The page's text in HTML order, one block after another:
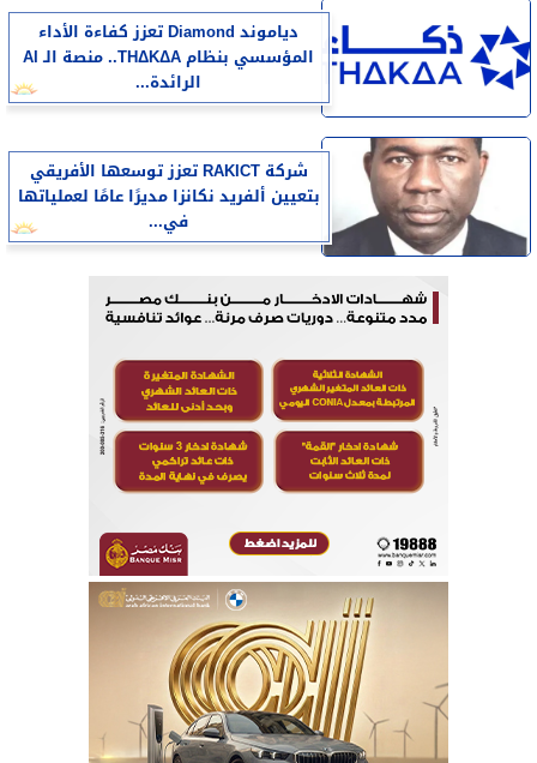
دياموند Diamond تعزز كفاءة الأداء
المؤسسي بنظام THΔKΔA.. منصة الـ AI
الرائدة...
شركة RAKICT تعزز توسعها الأفريقي
بتعيين ألفريد نكانزا مديرًا عامًا لعملياتها
في...